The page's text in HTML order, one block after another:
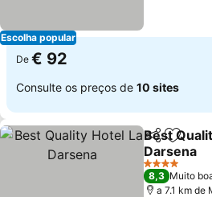
Escolha popular
De € 92
Consulte os preços de 10 sites
Partilhar
Best
Darsena
Ver preços
4 Estrelas
8,3 Muito
a 7.1 km de